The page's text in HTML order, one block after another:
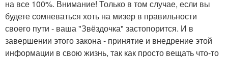
на все 100%. Внимание! Только в том случае, если вы
будете сомневаться хоть на мизер в правильности
своего пути - ваша "Звёздочка" застопорится. И в
завершении этого закона - принятие и внедрение этой
информации в свою жизнь, так как просто вещать что-то